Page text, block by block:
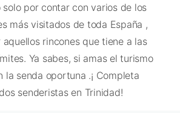
por contar con varios de los
más visitados de toda España ,
aquellos rincones que tiene a las
Ya sabes, si amas el turismo
la senda oportuna .¡ Completa
senderistas en Trinidad!